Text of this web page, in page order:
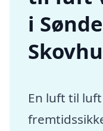
i
En luft til